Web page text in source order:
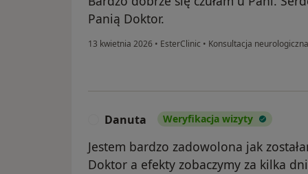
Panią Doktor.
13 kwietnia 2026 • EsterClinic • Konsultacja neurologiczna
Danuta Weryfikacja wizyty
Jestem bardzo zadowolona jak
Doktor a efekty zobaczymy za kilka dni